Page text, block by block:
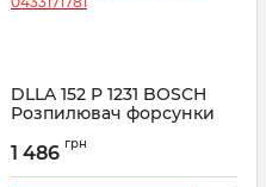
DLLA 152 P 1231 BOSCH
Розпилювач форсунки
Артикул:
1 486 грн